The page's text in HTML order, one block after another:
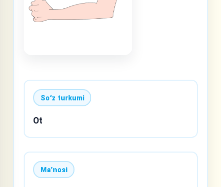
Soʻz turkumi
Ot
Maʼnosi